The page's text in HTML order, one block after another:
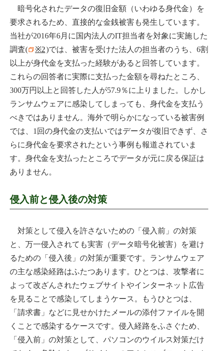
暗号化されたデータの復旧金額（いわゆる身代金）を
要求されるため、直接的な金銭被害も発生しています。
当社が2016年6月に国内法人のIT担当者を対象に実施した
調査(
※2)では、被害を受けた法人の担当者のうち、6割
以上が身代金を支払った経験があると回答しています。
これらの回答者に実際に支払った金額を尋ねたところ、
300万円以上と回答した人が57.9％に上りました。しかし
ランサムウェアに感染してしまっても、身代金を支払う
べきではありません。海外で明らかになっている被害例
では、1回の身代金の支払いではデータが復旧できず、さ
らに身代金を要求されたという事例も報道されていま
す。身代金を支払ったところでデータが元に戻る保証は
ありません。
侵入前と侵入後の対策
対策として侵入を許さないための「侵入前」の対策
と、万一侵入されても実害（データ暗号化被害）を避け
るための「侵入後」の対策が重要です。ランサムウェア
の主な感染経路はふたつあります。ひとつは、攻撃者に
よって改ざんされたウェブサイトやインターネット広告
を見ることで感染してしまうケース。もうひとつは、
「請求書」などに見せかけたメールの添付ファイルを開
くことで感染するケースです。侵入経路をふさぐため、
「侵入前」の対策として、パソコンのウイルス対策だけ